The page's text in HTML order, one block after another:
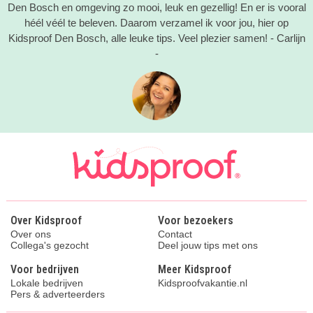
Den Bosch en omgeving zo mooi, leuk en gezellig! En er is vooral
héél véél te beleven. Daarom verzamel ik voor jou, hier op
Kidsproof Den Bosch, alle leuke tips. Veel plezier samen! - Carlijn
-
Over Kidsproof
Over ons
Collega's gezocht
Voor bezoekers
Contact
Deel jouw tips met ons
Voor bedrijven
Lokale bedrijven
Pers & adverteerders
Meer Kidsproof
Kidsproofvakantie.nl